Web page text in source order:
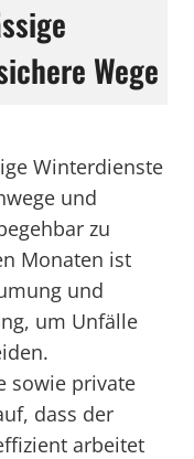
Wege
Winterdienste
und
zu
Monaten ist
und
um Unfälle
sowie private
dass der
arbeitet